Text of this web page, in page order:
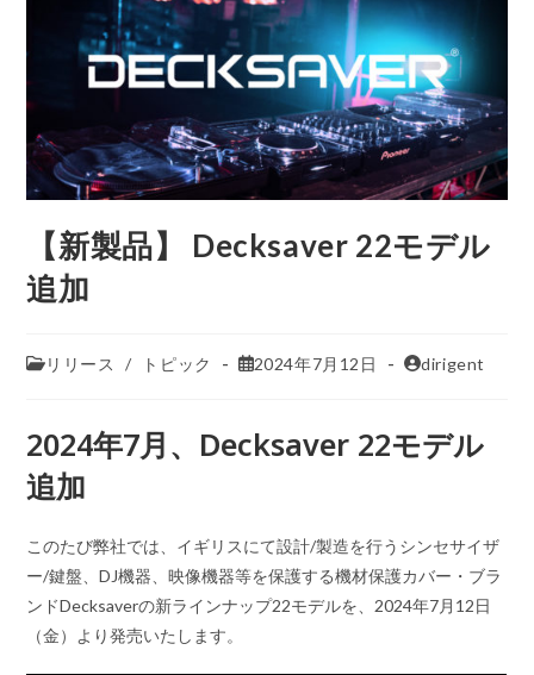
【新製品】 Decksaver 22モデル
追加
リリース / トピック 2024年7月12日 dirigent
2024年7月、Decksaver 22モデル
追加
このたび弊社では、イギリスにて設計/製造を行うシンセサイザ
ー/鍵盤、DJ機器、映像機器等を保護する機材保護カバー・ブラ
ンドDecksaverの新ラインナップ22モデルを、2024年7月12日
（金）より発売いたします。